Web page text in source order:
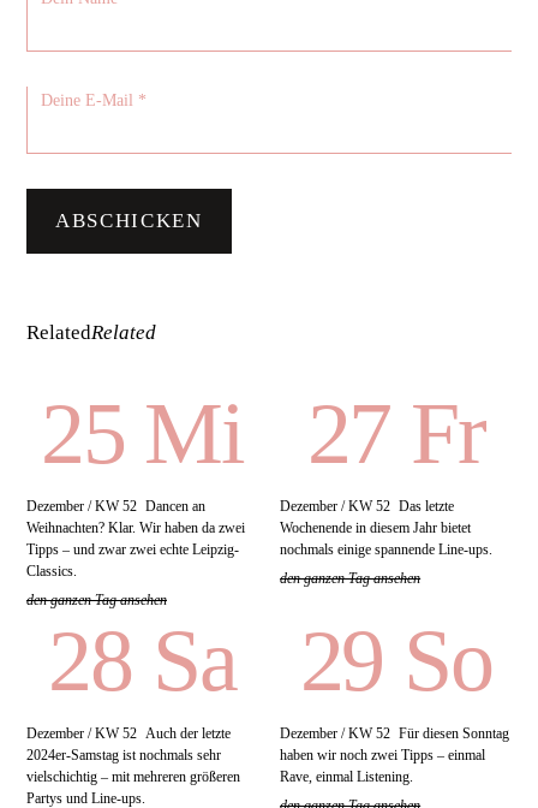
RelatedRelated
27 Fr
Dezember / KW 52 Das letzte
Wochenende in diesem Jahr bietet
nochmals einige spannende Line-ups.
den ganzen Tag ansehen
25 Mi
Dezember / KW 52 Dancen an
Weihnachten? Klar. Wir haben da zwei
Tipps – und zwar zwei echte Leipzig-
Classics.
den ganzen Tag ansehen
29 So
Dezember / KW 52 Für diesen Sonntag
haben wir noch zwei Tipps – einmal
Rave, einmal Listening.
28 Sa
Dezember / KW 52 Auch der letzte
2024er-Samstag ist nochmals sehr
vielschichtig – mit mehreren größeren
Partys und Line-ups.